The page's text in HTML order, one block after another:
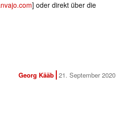
] oder direkt über die
Georg Kääb 21. September 2020